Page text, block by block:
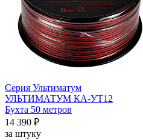
Серия Ультиматум
УЛЬТИМАТУМ КА-УT12
Бухта 50 метров
14 390 ₽
за штуку